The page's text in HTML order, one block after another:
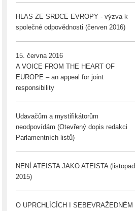
HLAS ZE SRDCE EVROPY - výzva k
společné odpovědnosti (červen 2016)
15. června 2016
A VOICE FROM THE HEART OF
EUROPE – an appeal for joint
responsibility
Udavačům a mystifikátorům
neodpovídám (Otevřený dopis redakci
Parlamentních listů)
NENÍ ATEISTA JAKO ATEISTA (listopad
2015)
O UPRCHLÍCÍCH I SEBEVRAŽEDNÉM